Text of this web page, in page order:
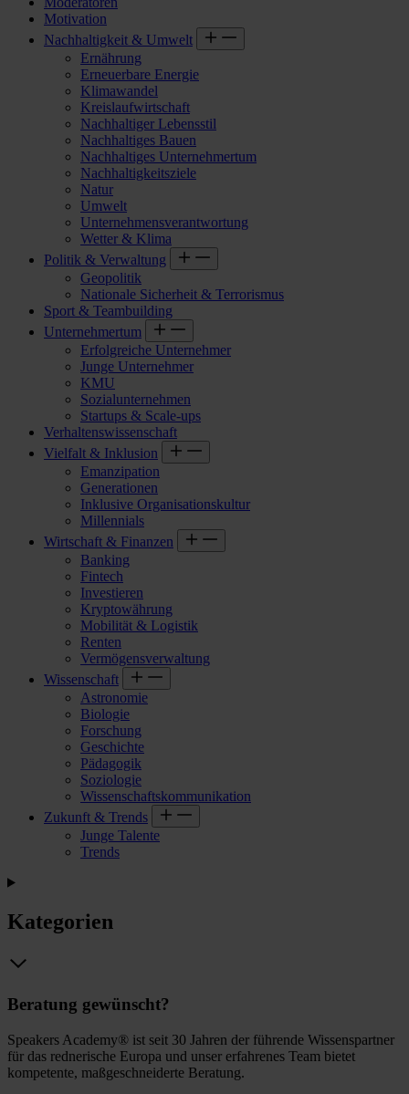
Motivation
Nachhaltigkeit & Umwelt
Ernährung
Erneuerbare Energie
Klimawandel
Kreislaufwirtschaft
Nachhaltiger Lebensstil
Nachhaltiges Bauen
Nachhaltiges Unternehmertum
Nachhaltigkeitsziele
Natur
Umwelt
Unternehmensverantwortung
Wetter & Klima
Politik & Verwaltung
Geopolitik
Nationale Sicherheit & Terrorismus
Sport & Teambuilding
Unternehmertum
Erfolgreiche Unternehmer
Junge Unternehmer
KMU
Sozialunternehmen
Startups & Scale-ups
Verhaltenswissenschaft
Vielfalt & Inklusion
Emanzipation
Generationen
Inklusive Organisationskultur
Millennials
Wirtschaft & Finanzen
Banking
Fintech
Investieren
Kryptowährung
Mobilität & Logistik
Renten
Vermögensverwaltung
Wissenschaft
Astronomie
Biologie
Forschung
Geschichte
Pädagogik
Soziologie
Wissenschaftskommunikation
Zukunft & Trends
Junge Talente
Trends
Kategorien
Beratung gewünscht?
Speakers Academy® ist seit 30 Jahren der führende Wissenspartner
für das rednerische Europa und unser erfahrenes Team bietet
kompetente, maßgeschneiderte Beratung.